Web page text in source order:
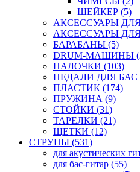
ШЕЙКЕР (5)
АКСЕССУАРЫ
АКСЕССУАРЫ
БАРАБАНЫ (5)
DRUM-МАШИНЫ
ПАЛОЧКИ (103)
ПЕДАЛИ ДЛЯ БАС
ПЛАСТИК (174)
ПРУЖИНА (9)
СТОЙКИ (31)
ТАРЕЛКИ (21)
ЩЕТКИ (12)
СТРУНЫ (531)
для акустических
для бас-гитар (55)